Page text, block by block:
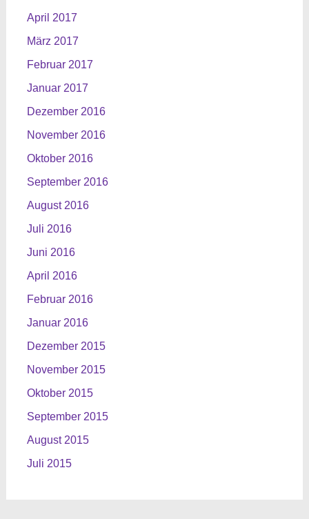
April 2017
März 2017
Februar 2017
Januar 2017
Dezember 2016
November 2016
Oktober 2016
September 2016
August 2016
Juli 2016
Juni 2016
April 2016
Februar 2016
Januar 2016
Dezember 2015
November 2015
Oktober 2015
September 2015
August 2015
Juli 2015